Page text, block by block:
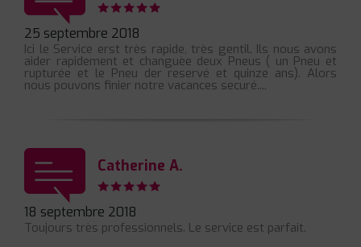
25 septembre 2018
Ici le Service erst très rapide, très gentil. Ils nous avons
aider rapidement et changuèe deux Pneus ( un Pneu et
rupturée et le Pneu der reservé et quinze ans). Alors
nous pouvons finier notre vacances securé....
Catherine A.
18 septembre 2018
Toujours très professionnels. Le service est parfait.